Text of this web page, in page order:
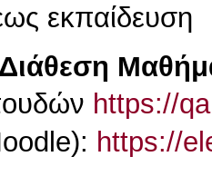
εκπαίδευση
https://
https://